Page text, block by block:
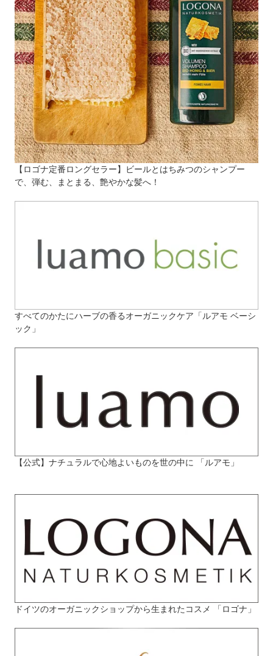
【ロゴナ定番ロングセラー】ビールとはちみつのシャンプー
で、弾む、まとまる、艶やかな髪へ！
すべてのかたにハーブの香るオーガニックケア「ルアモ ベーシ
ック」
【公式】ナチュラルで心地よいものを世の中に 「ルアモ」
ドイツのオーガニックショップから生まれたコスメ 「ロゴナ」